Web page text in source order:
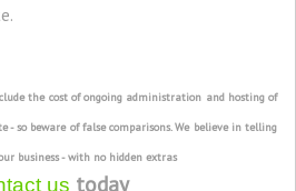
the cost of ongoing administration and hosting of
so beware of false comparisons. We believe in telling
business - with no hidden extras
us today